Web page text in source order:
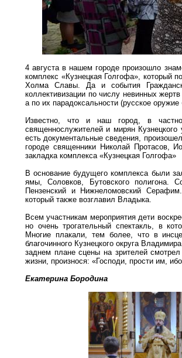
4 августа в нашем городе произошло
комплекс «Кузнецкая Голгофа», который
Холма Славы. Да и события
коллективизации по числу невинных
а по их парадоксальности (русское
Известно, что и наш город, в
священнослужителей и мирян
есть документальные сведения,
городе священники Николай Протасов,
закладка комплекса «Кузнецкая Голгофа»
В основание будущего комплекса были
ямы,Соловков, Бутовскогополигона.
Пензенский и
Нижнеломовский
который также возглавил Владыка.
Всем участникам мероприятия дети
но очень трогательный спектакль, в
Многие плакали, тем более, что в
благочинного Кузнецкого округа
заднем плане сцены на зрителей
жизни, произнося: «Господи, прости им,
Екатерина Бородина